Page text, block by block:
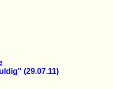
(29.07.11)